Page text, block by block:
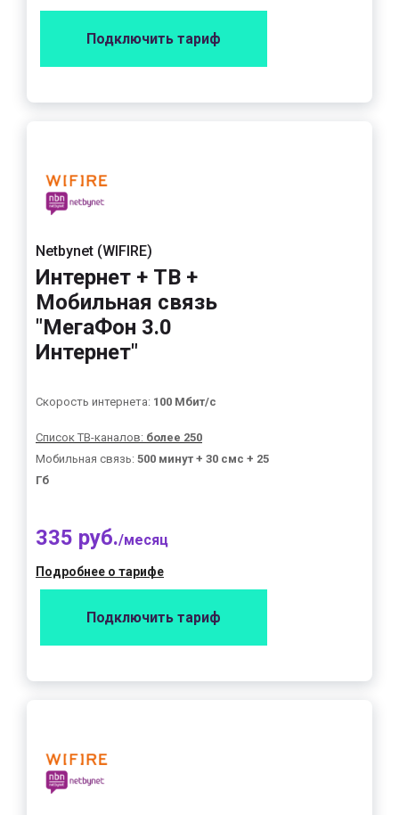
Подключить тариф
Netbynet (WIFIRE)
Интернет + ТВ +
Мобильная связь
"МегаФон 3.0
Интернет"
Скорость интернета: 100 Мбит/с
Список ТВ-каналов: более 250
Мобильная связь: 500 минут + 30 смс + 25
Гб
335 руб./месяц
Подробнее о тарифе
Подключить тариф